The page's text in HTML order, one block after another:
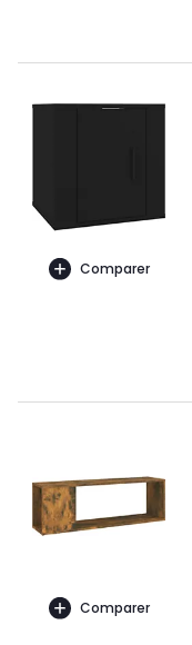
Comparer
Comparer